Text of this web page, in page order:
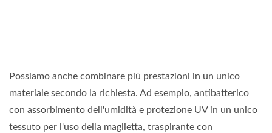
Possiamo anche combinare più prestazioni in un unico
materiale secondo la richiesta. Ad esempio, antibatterico
con assorbimento dell'umidità e protezione UV in un unico
tessuto per l'uso della maglietta, traspirante con